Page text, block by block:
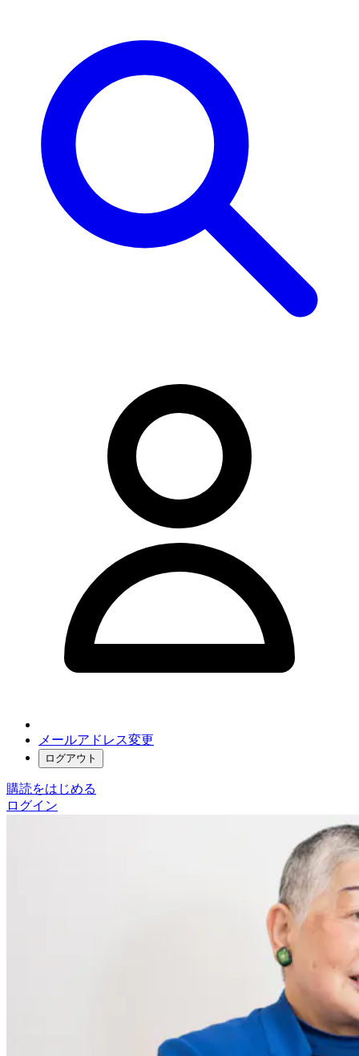
メールアドレス変更
ログアウト
購読をはじめる
ログイン